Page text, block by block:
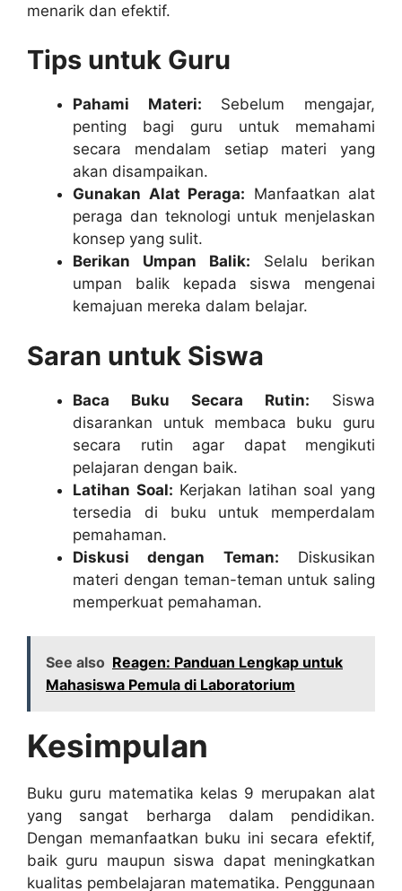
menarik dan efektif.
Tips untuk Guru
Pahami Materi: Sebelum mengajar,
penting bagi guru untuk memahami
secara mendalam setiap materi yang
akan disampaikan.
Gunakan Alat Peraga: Manfaatkan alat
peraga dan teknologi untuk menjelaskan
konsep yang sulit.
Berikan Umpan Balik: Selalu berikan
umpan balik kepada siswa mengenai
kemajuan mereka dalam belajar.
Saran untuk Siswa
Baca Buku Secara Rutin: Siswa
disarankan untuk membaca buku guru
secara rutin agar dapat mengikuti
pelajaran dengan baik.
Latihan Soal: Kerjakan latihan soal yang
tersedia di buku untuk memperdalam
pemahaman.
Diskusi dengan Teman: Diskusikan
materi dengan teman-teman untuk saling
memperkuat pemahaman.
See also Reagen: Panduan Lengkap untuk
Mahasiswa Pemula di Laboratorium
Kesimpulan
Buku guru matematika kelas 9 merupakan alat
yang sangat berharga dalam pendidikan.
Dengan memanfaatkan buku ini secara efektif,
baik guru maupun siswa dapat meningkatkan
kualitas pembelajaran matematika. Penggunaan